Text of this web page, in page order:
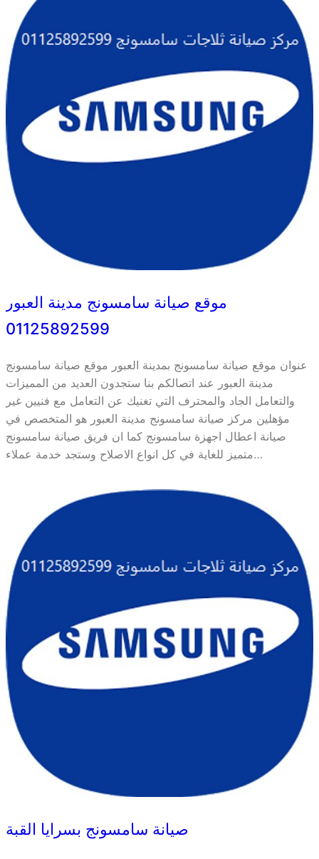
موقع صيانة سامسونج مدينة العبور
01125892599
عنوان موقع صيانة سامسونج بمدينة العبور موقع صيانة سامسونج
مدينة العبور عند اتصالكم بنا ستجدون العديد من المميزات
والتعامل الجاد والمحترف التي تغنيك عن التعامل مع فنيين غير
مؤهلين مركز صيانة سامسونج مدينة العبور هو المتخصص في
صيانة اعطال اجهزة سامسونج كما ان فريق صيانة سامسونج
متميز للغاية في كل انواع الاصلاح وستجد خدمة عملاء…
صيانة سامسونج بسرايا القبة